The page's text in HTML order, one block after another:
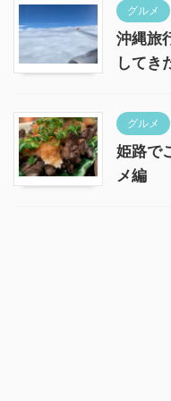
グルメ
沖縄旅
してき
グルメ
姫路で
メ編